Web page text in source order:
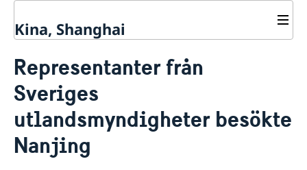
Kina, Shanghai
generalkonsulatet
Rösta i Shanghai
Pass och ID-kort
Provisoriskt pass
Samordningsnummer
Intyg och apostille
Competent Swedish Authority to issue Apostille
Äktenskapscertifikat
Nyheter
Om generalkonsulatet
Lediga tjänster
Dataskyddspolicy (GDPR)
Kontakt och öppettider
Så stöttar vi svenska företag
Representanter från
Sveriges
utlandsmyndigheter besökte
Nanjing